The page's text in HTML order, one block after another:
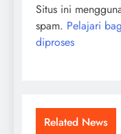
Situs ini
spam. Pelajari
diproses
Related News